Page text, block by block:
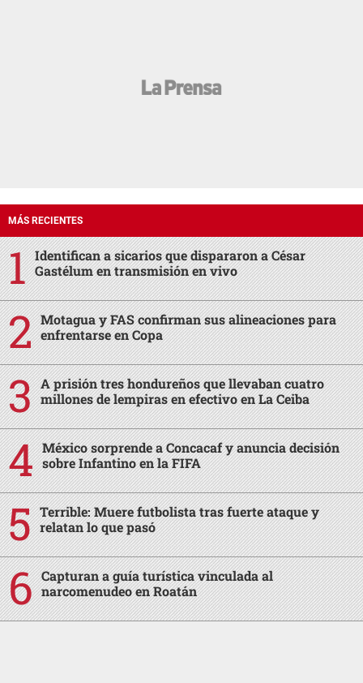
MÁS RECIENTES
Identifican a sicarios que dispararon a César
Gastélum en transmisión en vivo
Motagua y FAS confirman sus alineaciones para
enfrentarse en Copa
A prisión tres hondureños que llevaban cuatro
millones de lempiras en efectivo en La Ceiba
México sorprende a Concacaf y anuncia decisión
sobre Infantino en la FIFA
Terrible: Muere futbolista tras fuerte ataque y
relatan lo que pasó
Capturan a guía turística vinculada al
narcomenudeo en Roatán